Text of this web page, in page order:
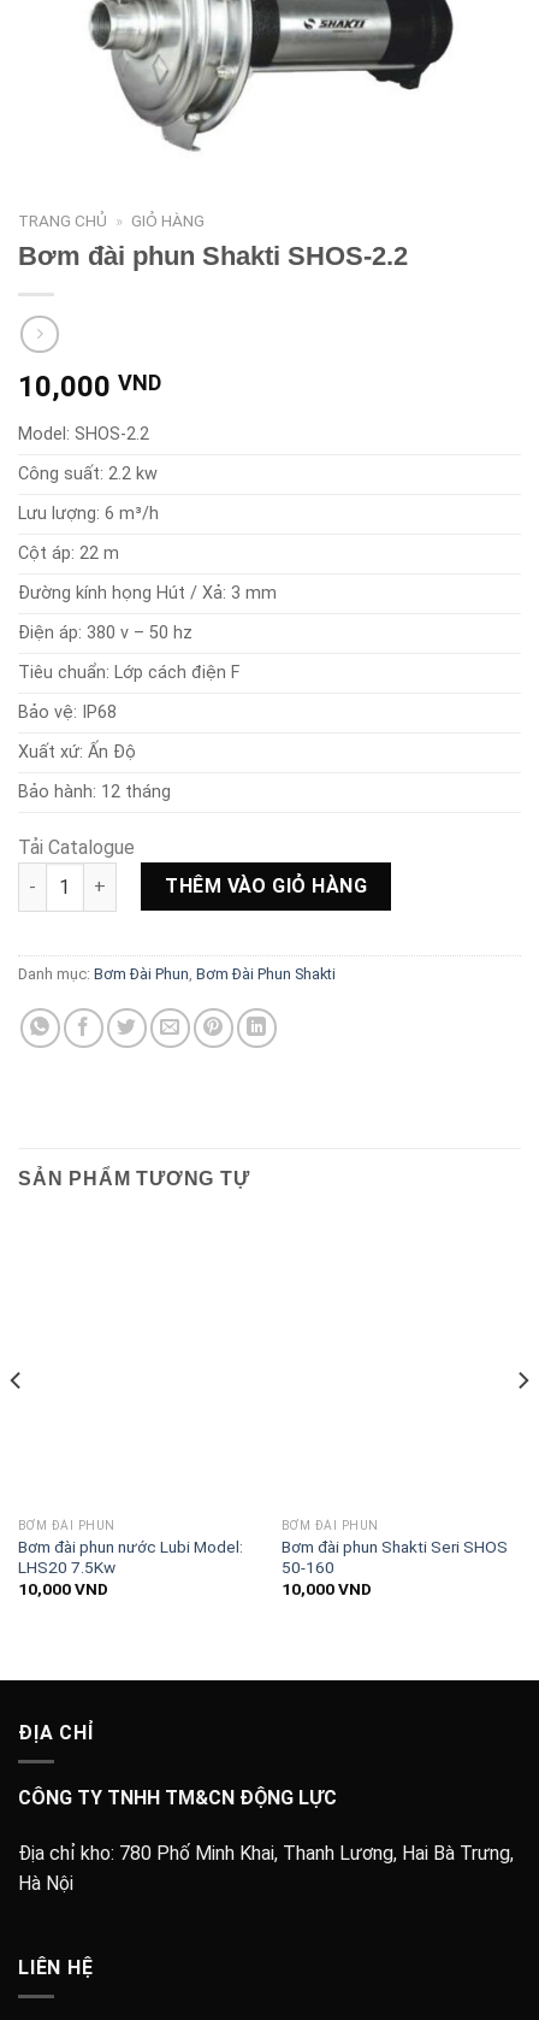
TRANG CHỦ » GIỎ HÀNG
Bơm đài phun Shakti SHOS-2.2
10,000 VND
Model: SHOS-2.2
Công suất: 2.2 kw
Lưu lượng: 6 m³/h
Cột áp: 22 m
Đường kính họng Hút / Xả: 3 mm
Điện áp: 380 v – 50 hz
Tiêu chuẩn: Lớp cách điện F
Bảo vệ: IP68
Xuất xứ: Ấn Độ
Bảo hành: 12 tháng
Tải Catalogue
Bơm đài phun Shakti SHOS-2.2 số lượng
THÊM VÀO GIỎ HÀNG
Danh mục: Bơm Đài Phun, Bơm Đài Phun Shakti
SẢN PHẨM TƯƠNG TỰ
BƠM ĐÀI PHUN
Bơm đài phun nước Lubi Model:
LHS20 7.5Kw
10,000VND
BƠM ĐÀI PHUN
Bơm đài phun Shakti Seri SHOS
50-160
10,000VND
ĐỊA CHỈ
CÔNG TY TNHH TM&CN ĐỘNG LỰC
Địa chỉ kho: 780 Phố Minh Khai, Thanh Lương, Hai Bà Trưng,
Hà Nội
LIÊN HỆ